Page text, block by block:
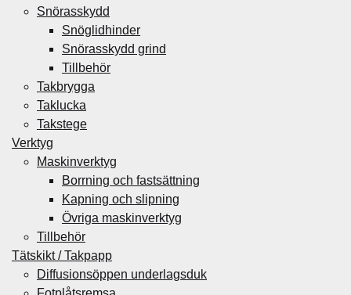
Snörasskydd
Snöglidhinder
Snörasskydd grind
Tillbehör
Takbrygga
Taklucka
Takstege
Verktyg
Maskinverktyg
Borrning och fastsättning
Kapning och slipning
Övriga maskinverktyg
Tillbehör
Tätskikt / Takpapp
Diffusionsöppen underlagsduk